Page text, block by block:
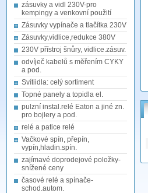
zásuvky a vidl 230V-pro
kempingy a venkovní použití
Zásuvky vypínače a tlačítka 230V
Zásuvky,vidlice,redukce 380V
230V přístroj šnůry, vidlice.zásuv.
odvíječ kabelů s měřením CYKY
a pod.
Svítiidla: celý sortiment
Topné panely a topidla el.
pulzní instal.relé Eaton a jiné zn.
pro bojlery a pod.
relé a patice relé
Vačkové spín, přepín,
vypín,hladin.spín.
zajímavé doprodejové položky-
snížené ceny
časové relé a spínače-
schod.autom.